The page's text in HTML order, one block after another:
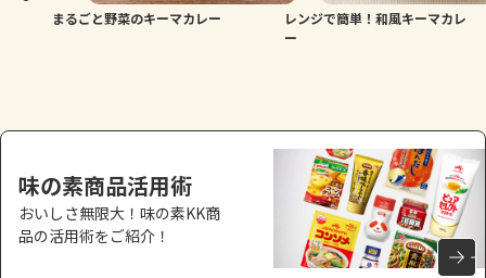
お買い物
まるごと野菜のキーマカレー
レンジで簡単！和風キーマカレ
ー
味の素商品活用術
おいしさ無限大！味の素KK商
品の活用術をご紹介！